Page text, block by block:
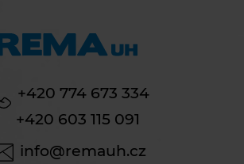
+420 774 673 334
+420 603 115 091
info@remauh.cz